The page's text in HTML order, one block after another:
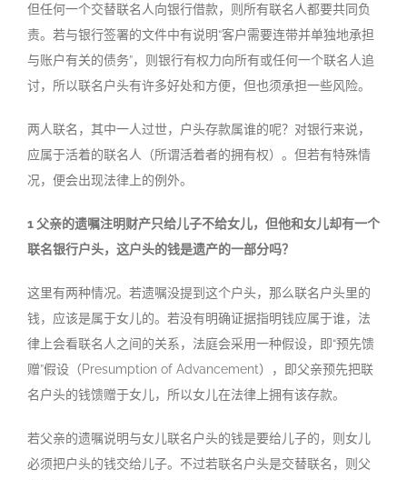
但任何一个交替联名人向银行借款，则所有联名人都要共同负
责。若与银行签署的文件中有说明“客户需要连带并单独地承担
与账户有关的债务”，则银行有权力向所有或任何一个联名人追
讨，所以联名户头有许多好处和方便，但也须承担一些风险。
两人联名，其中一人过世，户头存款属谁的呢？对银行来说，
应属于活着的联名人（所谓活着者的拥有权）。但若有特殊情
况，便会出现法律上的例外。
1 父亲的遗嘱注明财产只给儿子不给女儿，但他和女儿却有一个
联名银行户头，这户头的钱是遗产的一部分吗？
这里有两种情况。若遗嘱没提到这个户头，那么联名户头里的
钱，应该是属于女儿的。若没有明确证据指明钱应属于谁，法
律上会看联名人之间的关系，法庭会采用一种假设，即“预先馈
赠”假设（Presumption of Advancement），即父亲预先把联
名户头的钱馈赠于女儿，所以女儿在法律上拥有该存款。
若父亲的遗嘱说明与女儿联名户头的钱是要给儿子的，则女儿
必须把户头的钱交给儿子。不过若联名户头是交替联名，则父